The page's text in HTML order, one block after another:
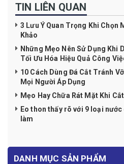
TIN LIÊN QUAN
3 Lưu Ý Quan Trọng Khi Chọn
Khảo
Những Mẹo Nên Sử Dụng Khi
Tối Ưu Hóa Hiệu Quả Công
10 Cách Dùng Đá Cắt Tránh
Mọi Người Áp Dụng
Mẹo Hay Chữa Rát Mặt Khi
Eo thon thấy rõ với 9 loại
làm
DANH MỤC SẢN PHẨM